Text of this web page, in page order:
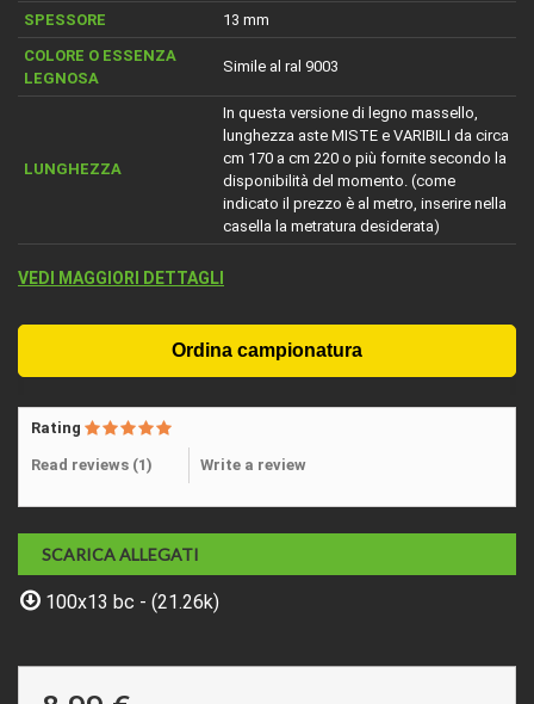
SPESSORE
13 mm
COLORE O ESSENZA
LEGNOSA
Simile al ral 9003
LUNGHEZZA
In questa versione di legno massello,
lunghezza aste MISTE e VARIBILI da circa
cm 170 a cm 220 o più fornite secondo la
disponibilità del momento. (come
indicato il prezzo è al metro, inserire nella
casella la metratura desiderata)
VEDI MAGGIORI DETTAGLI
Rating
Read reviews (1) Write a review
SCARICA ALLEGATI
100x13 bc - (21.26k)